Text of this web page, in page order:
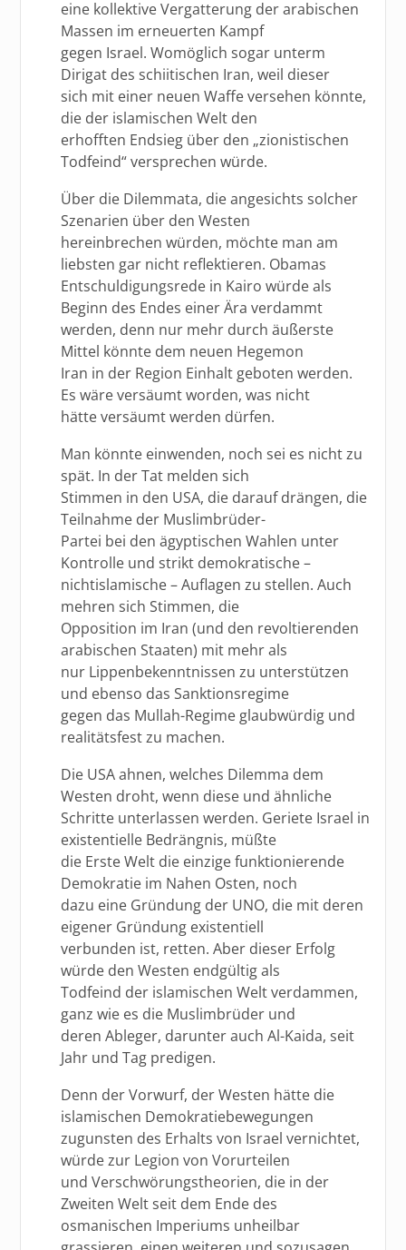
eine kollektive Vergatterung der arabischen
Massen im erneuerten Kampf
gegen Israel. Womöglich sogar unterm
Dirigat des schiitischen Iran, weil dieser
sich mit einer neuen Waffe versehen könnte,
die der islamischen Welt den
erhofften Endsieg über den „zionistischen
Todfeind“ versprechen würde.
Über die Dilemmata, die angesichts solcher
Szenarien über den Westen
hereinbrechen würden, möchte man am
liebsten gar nicht reflektieren. Obamas
Entschuldigungsrede in Kairo würde als
Beginn des Endes einer Ära verdammt
werden, denn nur mehr durch äußerste
Mittel könnte dem neuen Hegemon
Iran in der Region Einhalt geboten werden.
Es wäre versäumt worden, was nicht
hätte versäumt werden dürfen.
Man könnte einwenden, noch sei es nicht zu
spät. In der Tat melden sich
Stimmen in den USA, die darauf drängen, die
Teilnahme der Muslimbrüder-
Partei bei den ägyptischen Wahlen unter
Kontrolle und strikt demokratische –
nichtislamische – Auflagen zu stellen. Auch
mehren sich Stimmen, die
Opposition im Iran (und den revoltierenden
arabischen Staaten) mit mehr als
nur Lippenbekenntnissen zu unterstützen
und ebenso das Sanktionsregime
gegen das Mullah-Regime glaubwürdig und
realitätsfest zu machen.
Die USA ahnen, welches Dilemma dem
Westen droht, wenn diese und ähnliche
Schritte unterlassen werden. Geriete Israel in
existentielle Bedrängnis, müßte
die Erste Welt die einzige funktionierende
Demokratie im Nahen Osten, noch
dazu eine Gründung der UNO, die mit deren
eigener Gründung existentiell
verbunden ist, retten. Aber dieser Erfolg
würde den Westen endgültig als
Todfeind der islamischen Welt verdammen,
ganz wie es die Muslimbrüder und
deren Ableger, darunter auch Al-Kaida, seit
Jahr und Tag predigen.
Denn der Vorwurf, der Westen hätte die
islamischen Demokratiebewegungen
zugunsten des Erhalts von Israel vernichtet,
würde zur Legion von Vorurteilen
und Verschwörungstheorien, die in der
Zweiten Welt seit dem Ende des
osmanischen Imperiums unheilbar